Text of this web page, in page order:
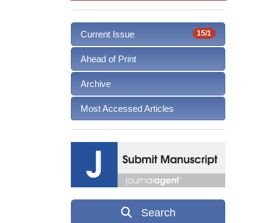
15/1
Current Issue
Ahead of Print
Archive
Most Accessed Articles
Search